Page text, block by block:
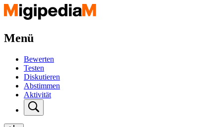
Menü
Bewerten
Testen
Diskutieren
Abstimmen
Aktivität